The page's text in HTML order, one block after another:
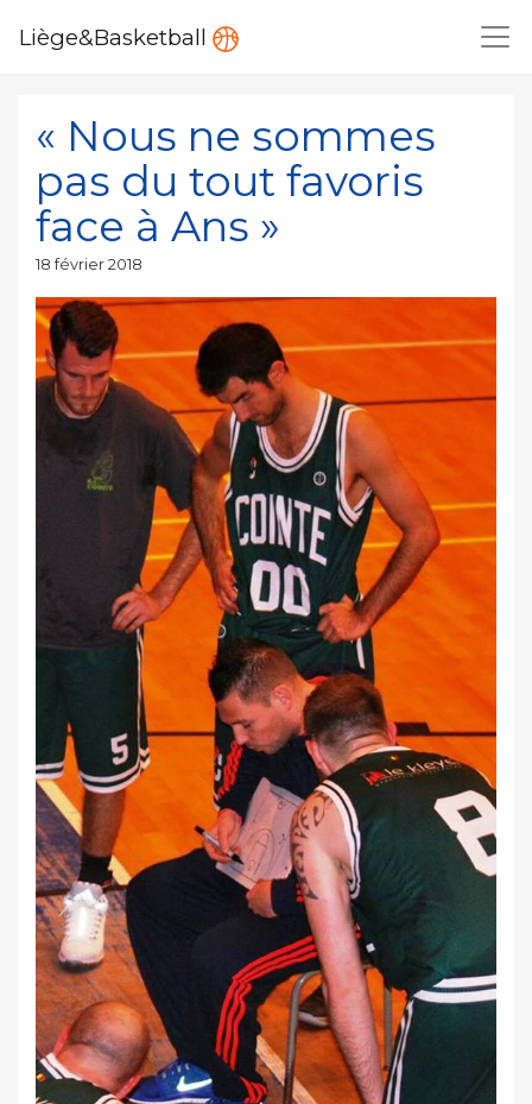
Liège&Basketball
« Nous ne sommes
pas du tout favoris
face à Ans »
Publié
18 février 2018